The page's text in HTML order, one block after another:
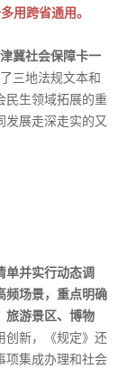
用跨省通用。
冀社会保障卡一
三地法规文本和
民生领域拓展的重
发展走深走实的又
单并实行动态调
频场景，重点明确
旅游景区、博物
创新，《规定》还
项集成办理和社会